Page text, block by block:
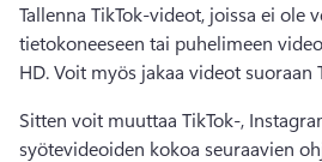
Tallenna TikTok-videot, joissa ei ole
tietokoneeseen tai puhelimeen
HD. Voit myös jakaa videot suoraan
Sitten voit muuttaa TikTok-,
syötevideoiden kokoa seuraavien